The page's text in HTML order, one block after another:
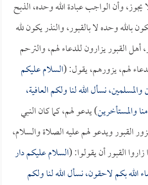
يجوز، وأن الواجب عبادة الله وحده، الذبح
بالله وحده لا بالقبور، والنذر يكون لله
أهل القبور يزارون للدعاء لهم، والترحم
لهم، يزورهم، يقول: (السلام عليكم
نسأل الله لنا ولكم العافية،
والمستأخرين) يدعو لهم، كما كان النبي
القبور ويدعو لهم عليه الصلاة والسلام،
القبور أن يقولوا: (السلام عليكم دار
الله بكم لاحقون، نسأل الله لنا ولكم